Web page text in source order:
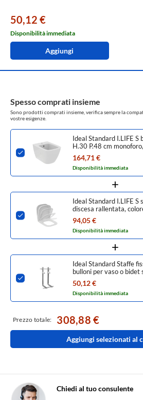
50,12 €
Disponibilità immediata
Aggiungi
Spesso comprati insieme
Sono prodotti comprati insieme, verifica sempre la
vostre esigenze.
Ideal Standard I.LIFE S
H.30 P.48 cm
troppopieno, fissaggi
colore bianco finitura
164,71 €
Disponibilità immediata
Ideal Standard I.LIFE S
discesa rallentata,
T473701
94,05 €
Disponibilità immediata
Ideal Standard Staffe
bulloni per vaso o bidet
J117867
50,12 €
Disponibilità immediata
Prezzo totale: 308,88 €
Aggiungi selezionati al
Chiedi al tuo consulente